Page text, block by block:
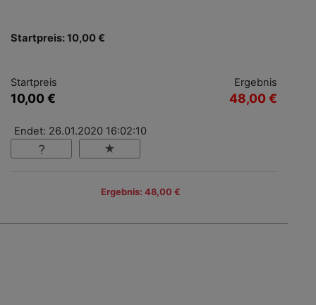
Startpreis: 10,00 €
Startpreis
10,00 €
Ergebnis
48,00 €
Endet: 26.01.2020 16:02:10
Ergebnis: 48,00 €